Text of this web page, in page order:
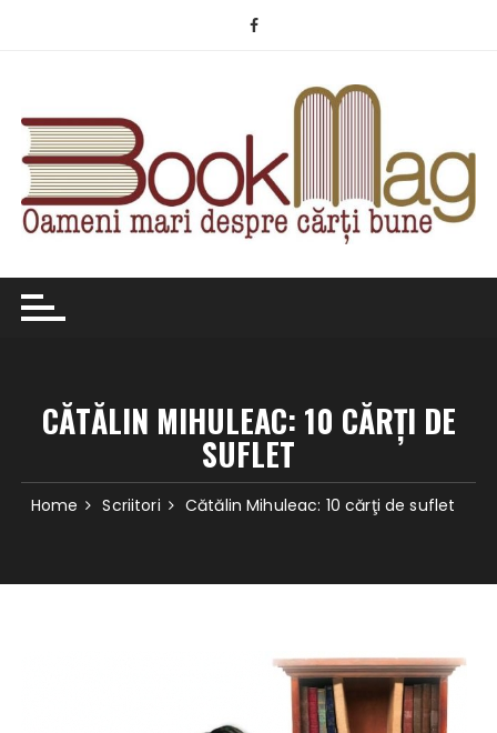
CĂTĂLIN MIHULEAC: 10 CĂRŢI DE
SUFLET
Home Scriitori Cătălin Mihuleac: 10 cărţi de suflet